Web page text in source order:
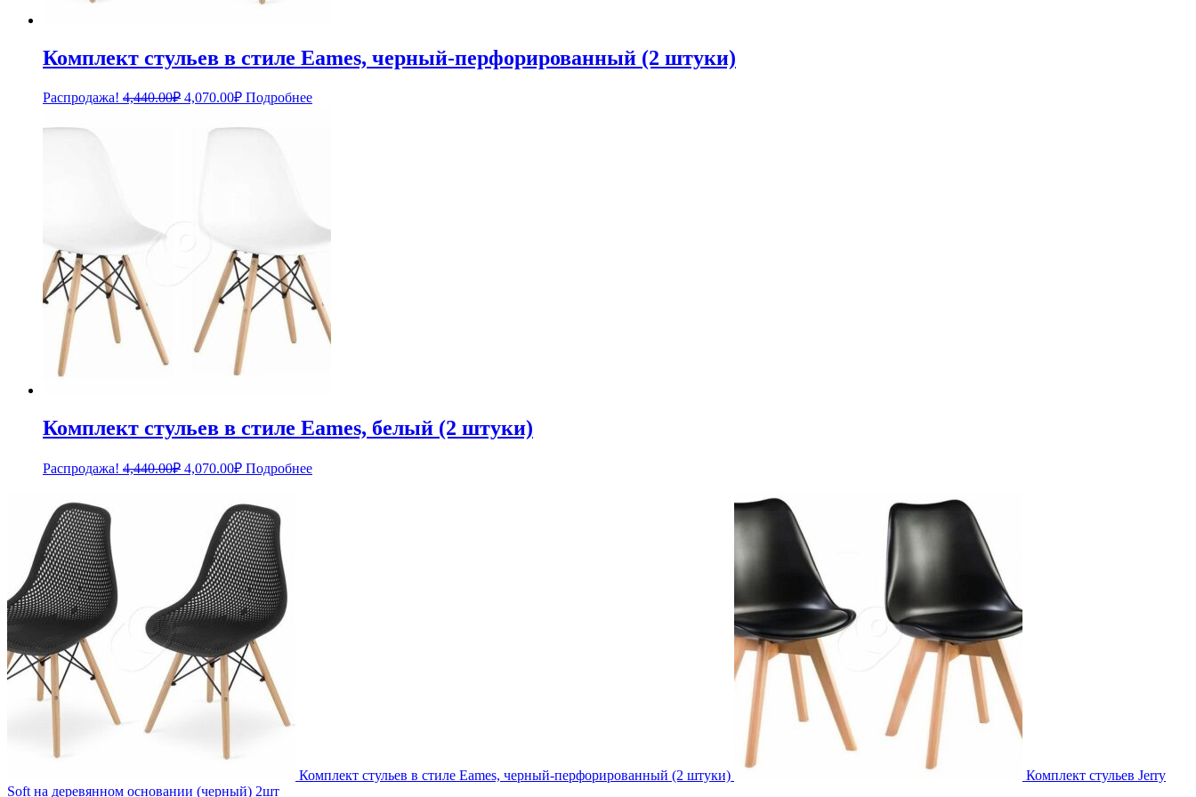
Комплект стульев в стиле Eames, черный-перфорированный (2 штуки)
Распродажа! 4,440.00₽ Первоначальная
составляла
4,070.00₽Текущая
4,070.00₽.
Подробнее
Комплект стульев в стиле Eames, белый (2 штуки)
Распродажа! 4,440.00₽ Первоначальная
4,440.00₽.
4,070.00₽Текущая
цена:
Подробнее
Комплект стульев в стиле Eames, черный-перфорированный (2 штуки)
Комплект стульев Jerry
Soft на деревянном основании (черный) 2шт